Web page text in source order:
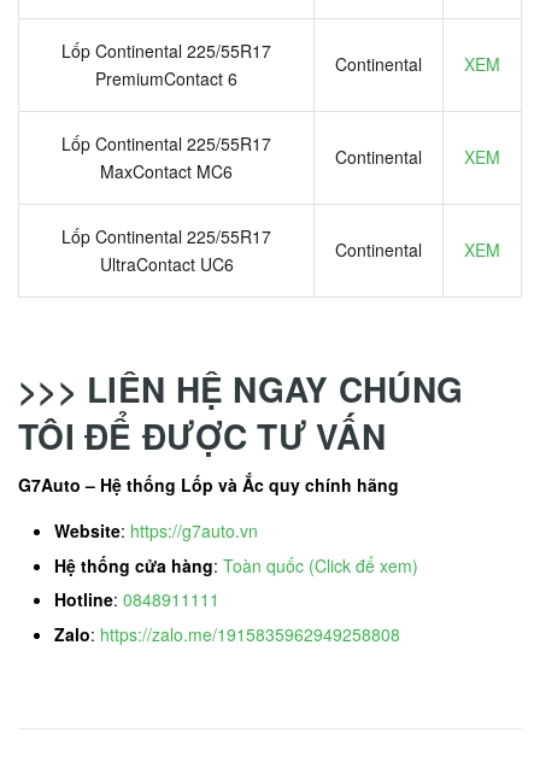
Lốp Continental 225/55R17
PremiumContact 6
Continental XEM
Lốp Continental 225/55R17
MaxContact MC6
Continental XEM
Lốp Continental 225/55R17
UltraContact UC6
Continental XEM
>>> LIÊN HỆ NGAY CHÚNG
TÔI ĐỂ ĐƯỢC TƯ VẤN
G7Auto – Hệ thống Lốp và Ắc quy chính hãng
Website: https://g7auto.vn
Hệ thống cửa hàng: Toàn quốc (Click để xem)
Hotline: 0848911111
Zalo: https://zalo.me/1915835962949258808